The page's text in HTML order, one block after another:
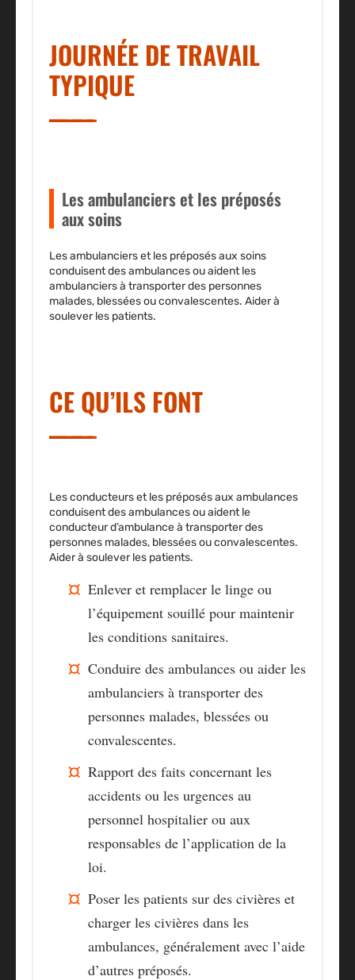
JOURNÉE DE TRAVAIL
TYPIQUE
Les ambulanciers et les préposés
aux soins
Les ambulanciers et les préposés aux soins
conduisent des ambulances ou aident les
ambulanciers à transporter des personnes
malades, blessées ou convalescentes. Aider à
soulever les patients.
CE QU’ILS FONT
Les conducteurs et les préposés aux ambulances
conduisent des ambulances ou aident le
conducteur d’ambulance à transporter des
personnes malades, blessées ou convalescentes.
Aider à soulever les patients.
Enlever et remplacer le linge ou
l’équipement souillé pour maintenir
les conditions sanitaires.
Conduire des ambulances ou aider les
ambulanciers à transporter des
personnes malades, blessées ou
convalescentes.
Rapport des faits concernant les
accidents ou les urgences au
personnel hospitalier ou aux
responsables de l’application de la
loi.
Poser les patients sur des civières et
charger les civières dans les
ambulances, généralement avec l’aide
d’autres préposés.